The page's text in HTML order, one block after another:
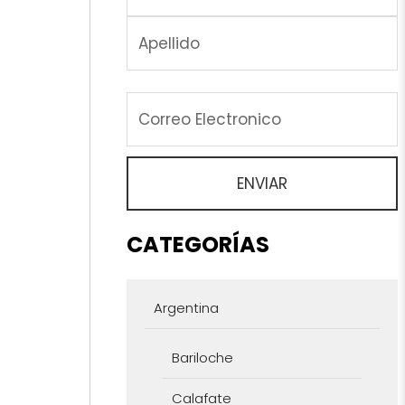
CATEGORÍAS
Argentina
Bariloche
Calafate